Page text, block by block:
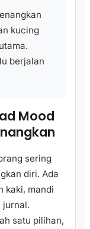
kucing
berjalan
Mood
sering
diri. Ada
kaki, mandi
jurnal.
satu pilihan,